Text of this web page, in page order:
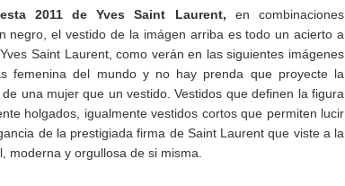
2011 de Yves Saint Laurent, en combinaciones
negro, el vestido de la imágen arriba es todo un acierto a
Saint Laurent, como verán en las siguientes imágenes
femenina del mundo y no hay prenda que proyecte la
una mujer que un vestido. Vestidos que definen la figura
holgados, igualmente vestidos cortos que permiten lucir
de la prestigiada firma de Saint Laurent que viste a la
moderna y orgullosa de si misma.